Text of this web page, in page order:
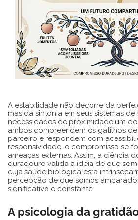
A estabilidade não decorre da
mas da sintonia em seus sistemas de
necessidades de proximidade um
ambos compreendem os gatilhos
parceiro e respondem com
responsividade, o compromisso se
ameaças externas. Assim, a ciência
duradouro valida a ideia de que
cuja saúde biológica está
percepção de que somos
significativo e constante.
A psicologia da